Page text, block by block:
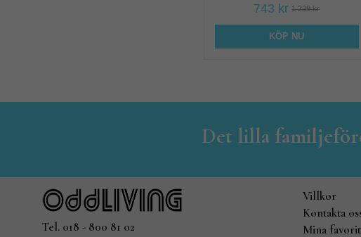
743 kr 1 239 kr
KÖP NU
Det lilla
Tel. 018 - 800 81 02
Villkor
Kontakta
Mina